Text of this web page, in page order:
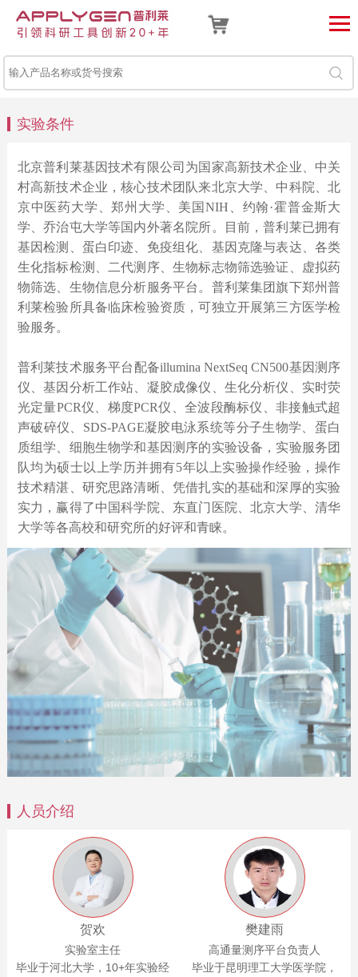
实验条件
北京普利莱基因技术有限公司为国家高新技术企业、中关
村高新技术企业，核心技术团队来北京大学、中科院、北
京中医药大学、郑州大学、美国NIH、约翰·霍普金斯大
学、乔治屯大学等国内外著名院所。目前，普利莱已拥有
基因检测、蛋白印迹、免疫组化、基因克隆与表达、各类
生化指标检测、二代测序、生物标志物筛选验证、虚拟药
物筛选、生物信息分析服务平台。普利莱集团旗下郑州普
利莱检验所具备临床检验资质，可独立开展第三方医学检
验服务。
普利莱技术服务平台配备illumina NextSeq CN500基因测序
仪、基因分析工作站、凝胶成像仪、生化分析仪、实时荧
光定量PCR仪、梯度PCR仪、全波段酶标仪、非接触式超
声破碎仪、SDS-PAGE凝胶电泳系统等分子生物学、蛋白
质组学、细胞生物学和基因测序的实验设备，实验服务团
队均为硕士以上学历并拥有5年以上实验操作经验，操作
技术精湛、研究思路清晰、凭借扎实的基础和深厚的实验
实力，赢得了中国科学院、东直门医院、北京大学、清华
大学等各高校和研究所的好评和青睐。
人员介绍
贺欢
实验室主任
毕业于河北大学，10+年实验经
樊建雨
高通量测序平台负责人
毕业于昆明理工大学医学院，